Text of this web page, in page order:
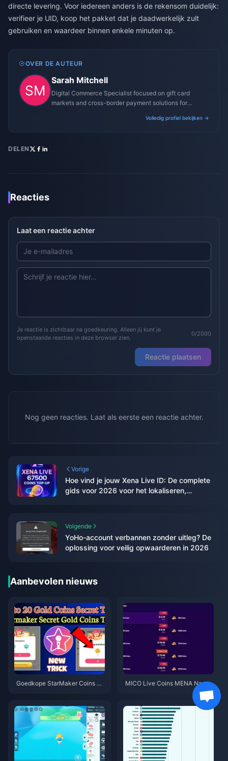
directe levering. Voor iedereen anders is de rekensom duidelijk:
verifieer je UID, koop het pakket dat je daadwerkelijk zult
gebruiken en waardeer binnen enkele minuten op.
OVER DE AUTEUR
Sarah Mitchell
Digital Commerce Specialist focused on gift card
markets and cross-border payment solutions for
Volledig profiel bekijken →
DELEN
Reacties
Laat een reactie achter
Je reactie is zichtbaar na goedkeuring. Alleen jij kunt je
openstaande reacties in deze browser zien.
0/2000
Reactie plaatsen
Nog geen reacties. Laat als eerste een reactie achter.
Vorige
Hoe vind je jouw Xena Live ID: De complete
gids voor 2026 voor het lokaliseren,
Volgende
YoHo-account verbannen zonder uitleg? De
oplossing voor veilig opwaarderen in 2026
Aanbevolen nieuws
Goedkope StarMaker Coins vo
MICO Live Coins MENA Na v5.
2: Goedkoopste Deals 2026